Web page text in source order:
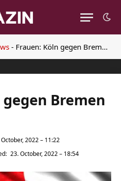
- Frauen: Köln gegen Bremen 2:0
Bremen
2022 – 11:22
23. October, 2022 – 18:54